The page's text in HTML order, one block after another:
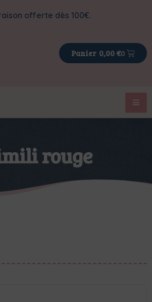
offerte dès 100€.
0,00 €0
rouge